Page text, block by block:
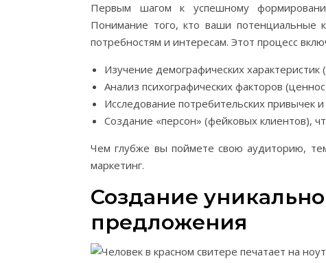
Первым шагом к успешному
Понимание того, кто ваши потенциальные
потребностям и интересам. Этот процесс
Изучение демографических характеристик
Анализ психографических факторов
Исследование потребительских привычек
Создание «персон» (фейковых клиентов),
Чем глубже вы поймете свою аудиторию,
маркетинг.
Создание
предложения